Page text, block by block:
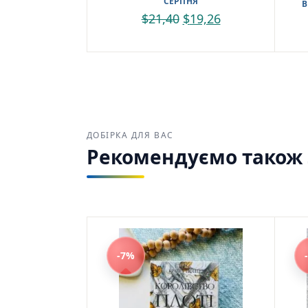
🇨🇦
$21,40 $19,26
ДОБІРКА ДЛЯ ВАС
Рекомендуємо також
-7%